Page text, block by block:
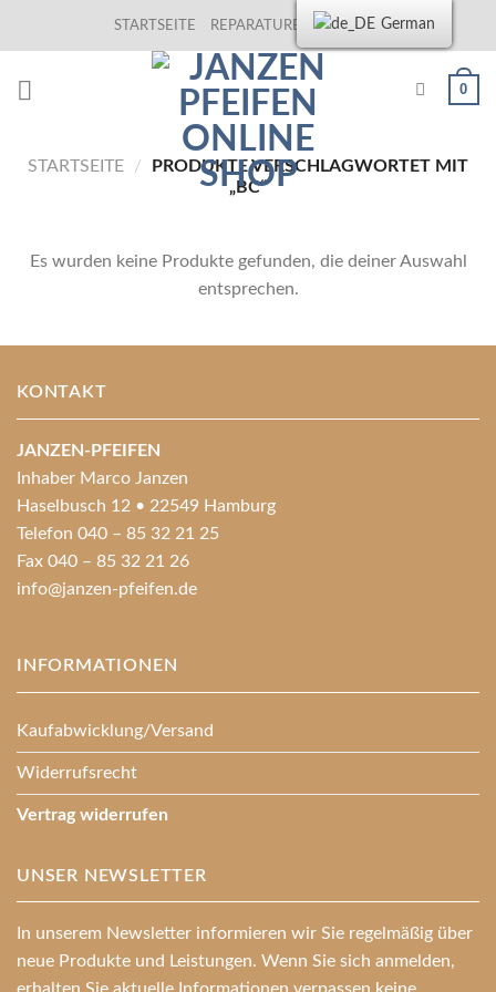
STARTSEITE REPARATUREN KONTAKT
0
STARTSEITE /
PRODUKTE VERSCHLAGWORTET MIT
„BC“
Es wurden keine Produkte gefunden, die deiner Auswahl
entsprechen.
KONTAKT
JANZEN-PFEIFEN
Inhaber Marco Janzen
Haselbusch 12 • 22549 Hamburg
Telefon 040 – 85 32 21 25
Fax 040 – 85 32 21 26
info@janzen-pfeifen.de
INFORMATIONEN
Kaufabwicklung/Versand
Widerrufsrecht
Vertrag widerrufen
UNSER NEWSLETTER
In unserem Newsletter informieren wir Sie regelmäßig über
neue Produkte und Leistungen. Wenn Sie sich anmelden,
German